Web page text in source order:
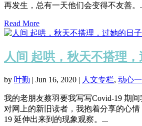
再发生，总有一天他们会变得不友善。
Read More
人间 起哄，秋天不搭理，
by 叶勤 | Jun 16, 2020 | 人文专栏, 动心一
我的老朋友蔡羽要我写写Covid-19 期
对网上的新旧读者，我抱着分享的心
19 延伸出来到的现象观察。...